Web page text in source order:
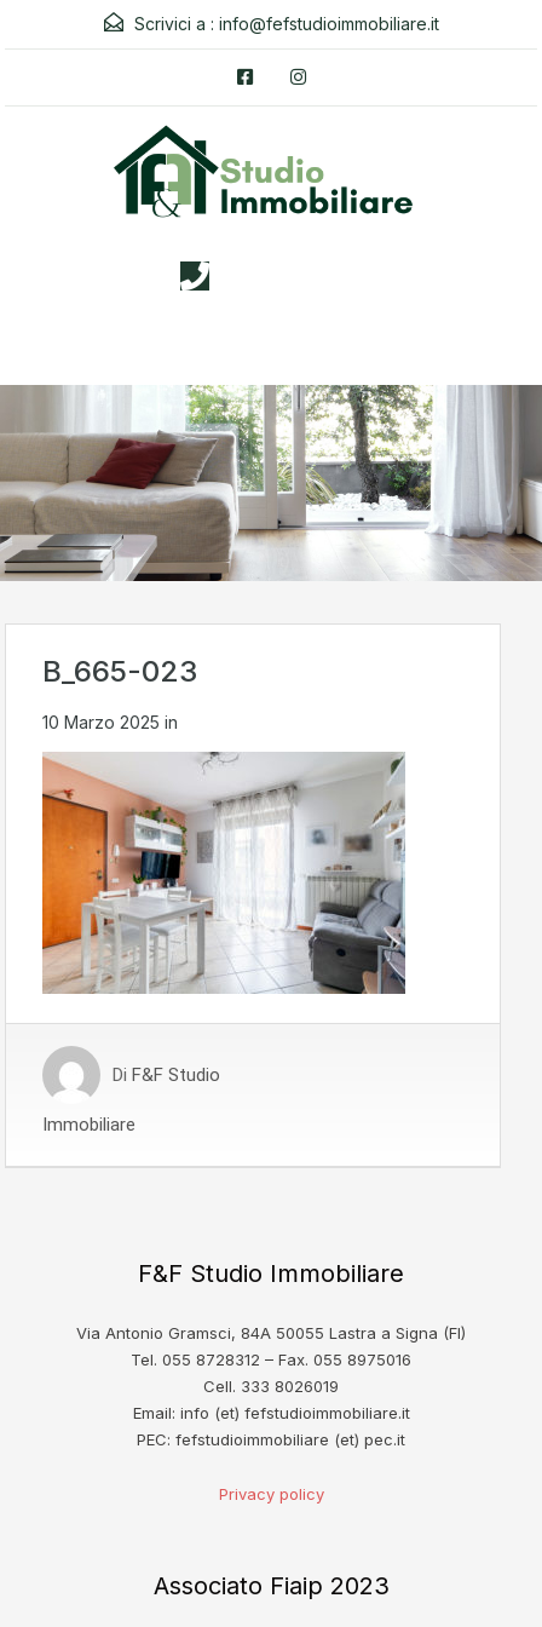
Scrivici a : info@fefstudioimmobiliare.it
B_665-023
10 Marzo 2025 in
Di F&F Studio
Immobiliare
F&F Studio Immobiliare
Via Antonio Gramsci, 84A 50055 Lastra a Signa (FI)
Tel. 055 8728312 – Fax. 055 8975016
Cell. 333 8026019
Email: info (et) fefstudioimmobiliare.it
PEC: fefstudioimmobiliare (et) pec.it
Privacy policy
Associato Fiaip 2023